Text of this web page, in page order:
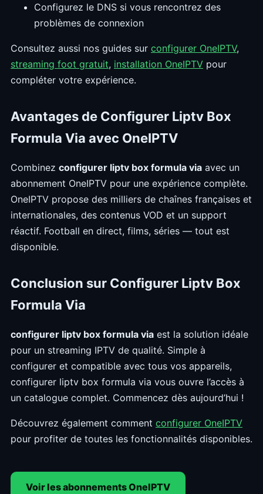
Configurez le DNS si vous rencontrez des
problèmes de connexion
Consultez aussi nos guides sur configurer OneIPTV,
streaming foot gratuit, installation OneIPTV pour
compléter votre expérience.
Avantages de Configurer Liptv Box
Formula Via avec OneIPTV
Combinez configurer liptv box formula via avec un
abonnement OneIPTV pour une expérience complète.
OneIPTV propose des milliers de chaînes françaises et
internationales, des contenus VOD et un support
réactif. Football en direct, films, séries — tout est
disponible.
Conclusion sur Configurer Liptv Box
Formula Via
configurer liptv box formula via est la solution idéale
pour un streaming IPTV de qualité. Simple à
configurer et compatible avec tous vos appareils,
configurer liptv box formula via vous ouvre l’accès à
un catalogue complet. Commencez dès aujourd’hui !
Découvrez également comment configurer OneIPTV
pour profiter de toutes les fonctionnalités disponibles.
Voir les abonnements OneIPTV